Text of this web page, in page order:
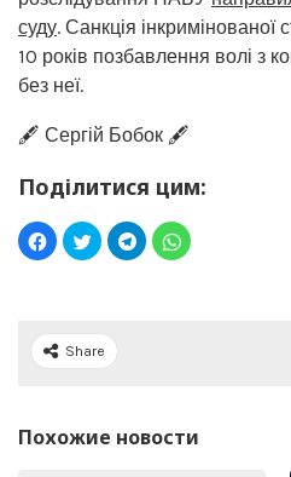
суду. Санкція інкримінованої
10 років позбавлення волі з
без неї.
🖋️ Сергій Бобок 🖋️
Поділитися цим:
Share
Похожие новости